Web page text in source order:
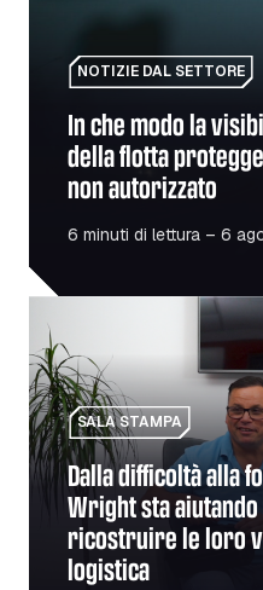
NOTIZIE DAL SETTORE
In che modo la
della flotta
non autorizzato
6 minuti di lettura – 6
Dalla difficoltà alla
SALA STAMPA
Dalla difficoltà alla
Wright sta
ricostruire le loro
logistica